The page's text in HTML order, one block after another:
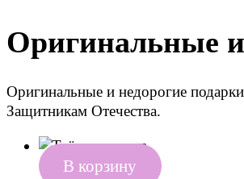
Оригинальные и
Оригинальные и недорогие
Защитникам Отечества.
В корзину